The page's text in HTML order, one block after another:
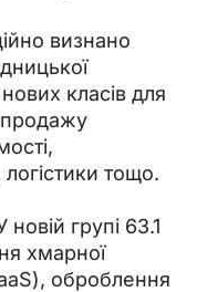
визнано
класів для
продажу
тощо.
новій групі 63.1
хмарної
оброблення